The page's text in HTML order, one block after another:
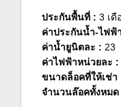
ประกันพื้นที่ : 3 เดื
ค่าประกันน้ำ-ไฟฟ้
ค่าน้ำยูนิตละ : 23
ค่าไฟฟ้าหน่วยละ :
ขนาดล็อคที่ให้เช่า
จำนวนล๊อคทั้งหมด